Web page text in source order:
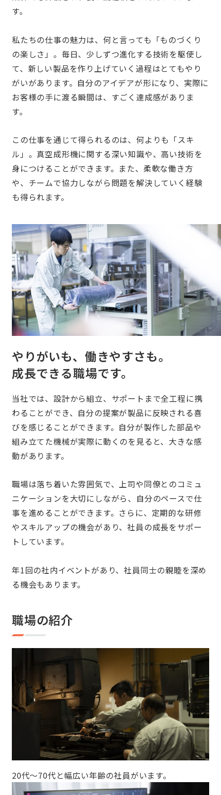
す。
私たちの仕事の魅力は、何と言っても「ものづくり
の楽しさ」。毎日、少しずつ進化する技術を駆使し
て、新しい製品を作り上げていく過程はとてもやり
がいがあります。自分のアイデアが形になり、実際に
お客様の手に渡る瞬間は、すごく達成感がありま
す。
この仕事を通じて得られるのは、何よりも「スキ
ル」。真空成形機に関する深い知識や、高い技術を
身につけることができます。また、柔軟な働き方
や、チームで協力しながら問題を解決していく経験
も得られます。
やりがいも、働きやすさも。
成長できる職場です。
当社では、設計から組立、サポートまで全工程に携
わることができ、自分の提案が製品に反映される喜
びを感じることができます。自分が製作した部品や
組み立てた機械が実際に動くのを見ると、大きな感
動があります。
職場は落ち着いた雰囲気で、上司や同僚とのコミュ
ニケーションを大切にしながら、自分のペースで仕
事を進めることができます。さらに、定期的な研修
やスキルアップの機会があり、社員の成長をサポー
トしています。
年1回の社内イベントがあり、社員同士の親睦を深め
る機会もあります。
職場の紹介
20代〜70代と幅広い年齢の社員がいます。